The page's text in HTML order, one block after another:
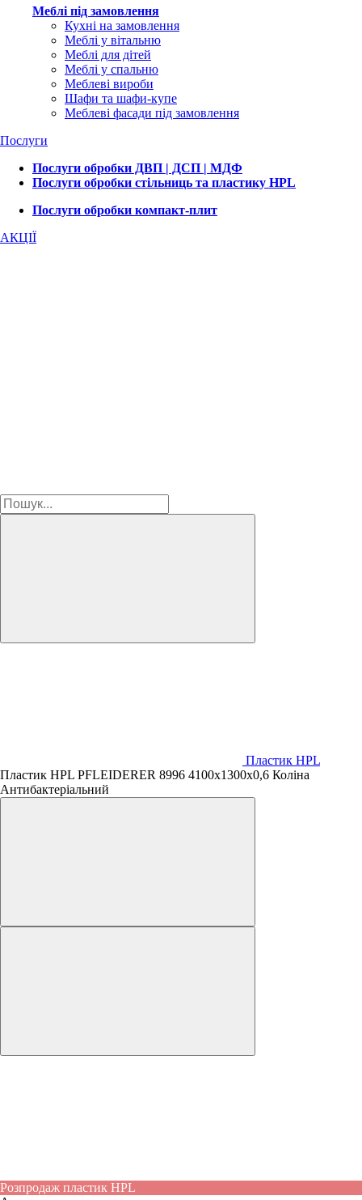
Меблі під замовлення
Кухні на замовлення
Меблі у вітальню
Меблі для дітей
Меблі у спальню
Меблеві вироби
Шафи та шафи-купе
Меблеві фасади під замовлення
Послуги
Послуги обробки ДВП | ДСП | МДФ
Послуги обробки стільниць та пластику HPL
Послуги обробки компакт-плит
АКЦІЇ
Пластик HPL
Пластик HPL PFLEIDERER 8996 4100х1300х0,6 Коліна
Антибактеріальний
Розпродаж пластик HPL